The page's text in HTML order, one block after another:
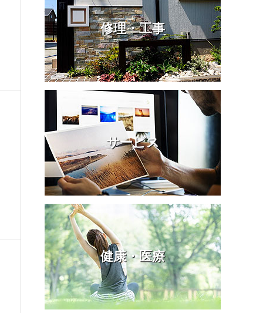
修理・工事
サービス
健康・医療